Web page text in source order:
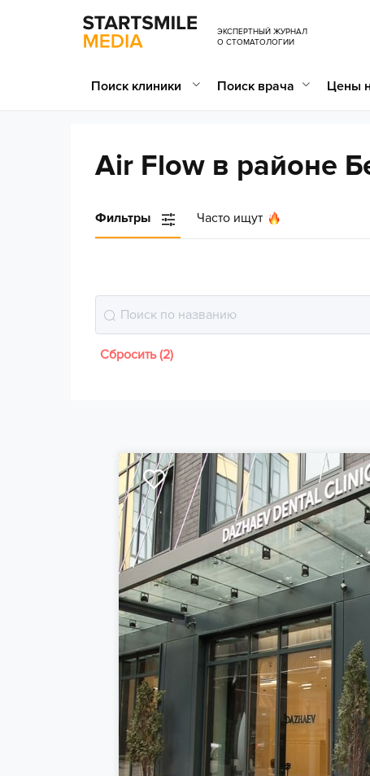
ЭКСПЕРТНЫЙ ЖУРНАЛ
О СТОМАТОЛОГИИ
Поиск клиники Поиск врача Цены
Air Flow в районе
Фильтры Часто ищут
Сбросить (2)